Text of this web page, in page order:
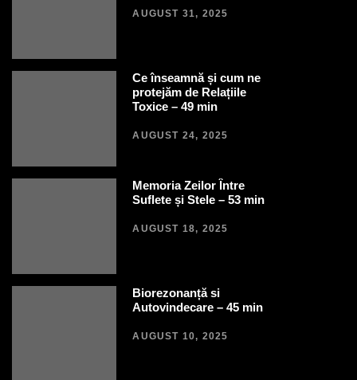
AUGUST 31, 2025
Ce înseamnă și cum ne
protejăm de Relațiile
Toxice – 49 min
AUGUST 24, 2025
Memoria Zeilor Între
Suflete și Stele – 53 min
AUGUST 18, 2025
Biorezonanță si
Autovindecare – 45 min
AUGUST 10, 2025